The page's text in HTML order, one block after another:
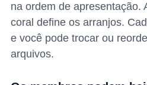
na ordem de apresentação.
coral define os arranjos.
e você pode trocar ou
arquivos.